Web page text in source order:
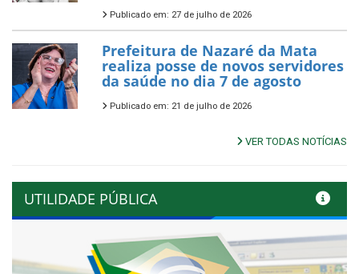
Publicado em: 27 de julho de 2026
Prefeitura de Nazaré da Mata
realiza posse de novos servidores
da saúde no dia 7 de agosto
Publicado em: 21 de julho de 2026
VER TODAS NOTÍCIAS
UTILIDADE PÚBLICA